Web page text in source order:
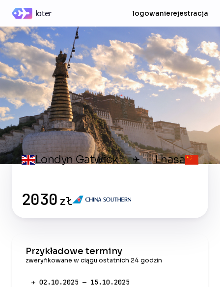
logowanierejestracja
Londyn Gatwick ✈ Lhasa
2030 zł
Przykładowe terminy
zweryfikowane w ciągu ostatnich 24 godzin
✈ 02.10.2025 — 15.10.2025